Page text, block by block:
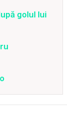
golul lui